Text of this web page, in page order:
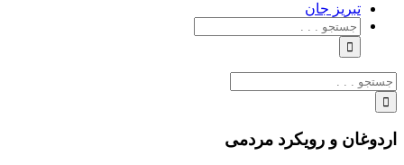
تبریزِ جان
جستجو
برای:
جستجو
برای:
اردوغان و رویکرد مردمی